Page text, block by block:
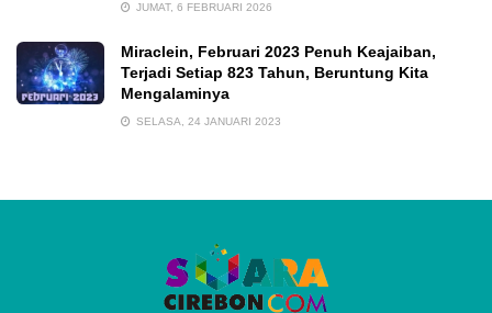
JUMAT, 6 FEBRUARI 2026
Miraclein, Februari 2023 Penuh Keajaiban,
Terjadi Setiap 823 Tahun, Beruntung Kita
Mengalaminya
SELASA, 24 JANUARI 2023